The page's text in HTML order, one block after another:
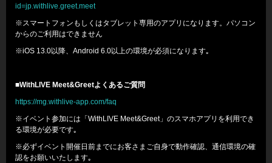
id=jp.withlive.greet.meet
※スマートフォンもしくはタブレット専用のアプリになります。パソコン
からのご利用はできません
※iOS 13.0以降、Android 6.0以上の環境が必須になります｡
■WithLIVE Meet&Greetよくあるご質問
https://mg.withlive-app.com/faq
※イベント参加には「WithLIVE Meet&Greet」のスマホアプリを利用でき
る環境が必要です｡
※必ずイベント開催日前までにお客さまご自身で動作確認、通信環境の確
認をお願いいたします｡